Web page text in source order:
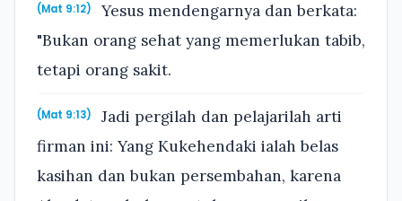
(Mat 9:12)
Yesus mendengarnya dan berkata:
"Bukan orang sehat yang memerlukan tabib,
tetapi orang sakit.
(Mat 9:13)
Jadi pergilah dan pelajarilah arti
firman ini: Yang Kukehendaki ialah belas
kasihan dan bukan persembahan, karena